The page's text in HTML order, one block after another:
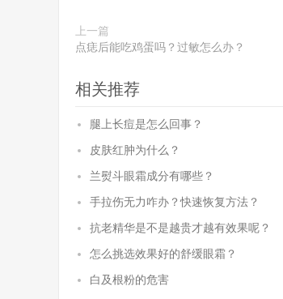
上一篇
点痣后能吃鸡蛋吗？过敏怎么办？
相关推荐
腿上长痘是怎么回事？
皮肤红肿为什么？
兰熨斗眼霜成分有哪些？
手拉伤无力咋办？快速恢复方法？
抗老精华是不是越贵才越有效果呢？
怎么挑选效果好的舒缓眼霜？
白及根粉的危害